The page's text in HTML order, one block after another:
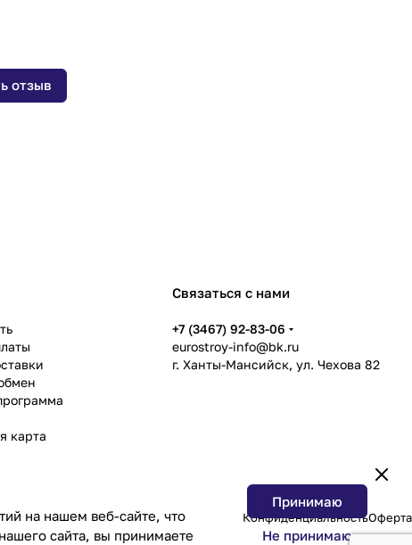
отзыв
карта
Связаться с нами
+7 (3467) 92-83-06
eurostroy-info@bk.ru
г. Ханты-Мансийск, ул. Чехова 82
КонфиденциальностьОферта
на нашем веб-сайте, что
сайта, вы принимаете
Принимаю
Не принимаю